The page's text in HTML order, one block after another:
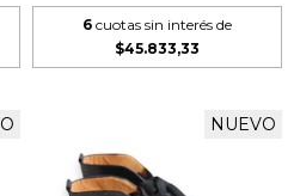
6 cuotas sin interés de
$45.833,33
NUEVO